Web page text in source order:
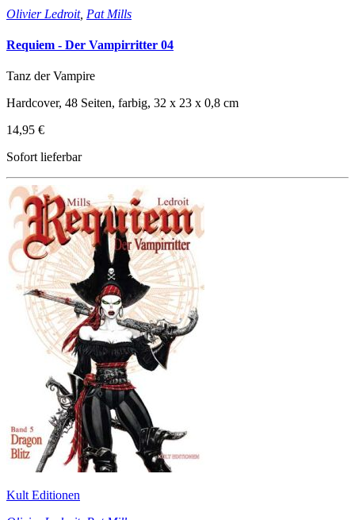
Olivier Ledroit, Pat Mills
Requiem - Der Vampirritter 04
Tanz der Vampire
Hardcover, 48 Seiten, farbig, 32 x 23 x 0,8 cm
14,95 €
Sofort lieferbar
Kult Editionen